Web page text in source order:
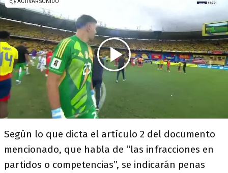
Según lo que dicta el artículo 2 del documento
mencionado, que habla de “las infracciones en
partidos o competencias”, se indicarán penas